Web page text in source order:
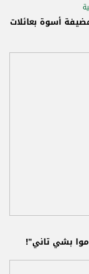
أسوة بعائلات
بشي تاني"!